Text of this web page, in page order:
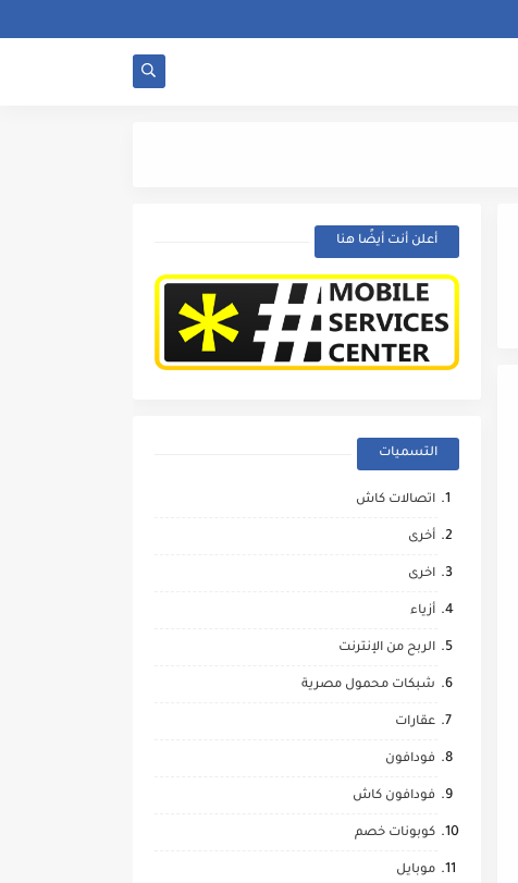
أعلن أنت أيضًا هنا
التسميات
اتصالات كاش
أخرى
اخرى
أزياء
الربح من الإنترنت
شبكات محمول مصرية
عقارات
فودافون
فودافون كاش
كوبونات خصم
موبايل